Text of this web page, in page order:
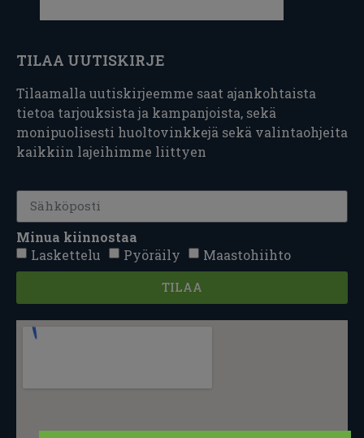
TILAA UUTISKIRJE
Tilaamalla uutiskirjeemme saat ajankohtaista
tietoa tarjouksista ja kampanjoista, sekä
monipuolisesti huoltovinkkejä sekä valintaohjeita
kaikkiin lajeihimme liittyen
Minua kiinnostaa
Laskettelu
Pyöräily Maastohiihto
TILAA